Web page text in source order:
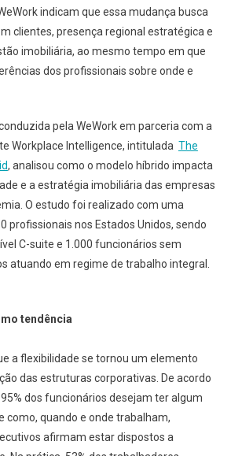
indicam que essa mudança busca
clientes, presença regional estratégica e
imobiliária, ao mesmo tempo em que
dos profissionais sobre onde e
pela WeWork em parceria com a
Workplace Intelligence, intitulada The
, analisou como o modelo híbrido impacta
e a estratégia imobiliária das empresas
O estudo foi realizado com uma
profissionais nos Estados Unidos, sendo
C-suite e 1.000 funcionários sem
atuando em regime de trabalho integral.
tendência
a flexibilidade se tornou um elemento
das estruturas corporativas. De acordo
dos funcionários desejam ter algum
como, quando e onde trabalham,
afirmam estar dispostos a